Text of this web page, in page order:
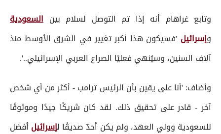
وتابع غراهام أنه إذا تم التوصل لسلام بين السعودية
وإسرائيل 'فسيكون هذا أكبر تغيير في الشرق الأوسط منذ
آلاف السنين، وسيُنهي فعليًا الصراع العربي الإسرائيلي..'.
وأضاف: 'أنا على يقين بأن الرئيس ترامب - أكثر من أي شخص
آخر - قادر على تحقيق ذلك. لقد كان شريكًا جيدًا وموثوقًا
للسعودية وولي العهد، ولم يكن أحدٌ صديقًا لإسرائيل أفضل